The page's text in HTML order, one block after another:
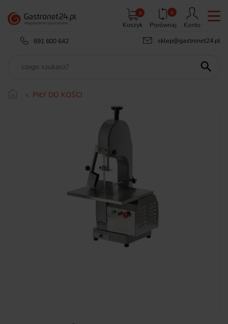
Koszyk
0 0
Porównaj
Konto
691 600 642
sklep@gastronet24.pl

PIŁY DO KOŚCI